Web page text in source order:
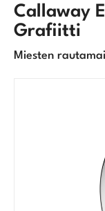
Callaway
Grafiitti
Miesten